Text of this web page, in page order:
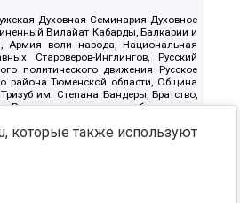
Духовная Семинария Духовное
Вилайат Кабарды, Балкарии и
Армия воли народа, Национальная
Староверов-Инглингов, Русский
политического движения Русское
района Тюменской области, Община
им. Степана Бандеры, Братство,
Русское национальное объединение
инициативная группа, Автоград
Фалунь Дафа, Иртыш Ultras, Русский
г. Краснодара
которые также используют